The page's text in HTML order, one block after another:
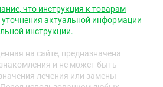
"дефектная" вирусная ДНК,
репликации новых
на интактной коже:
не определяется в крови
что инструкция к товарам
актуальной информации
инструкции.
на сайте, предназначена
и не может быть
лечения или замены